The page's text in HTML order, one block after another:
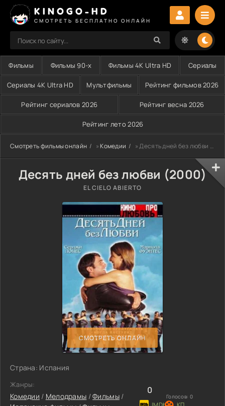
KINOGO-HD
СМОТРЕТЬ БЕСПЛАТНО ОНЛАЙН
Фильмы Фильмы 90-х Фильмы 4K Ultra HD Сериалы
Сериалы 4K Ultra HD Мультфильмы Рейтинг фильмов 2026
Рейтинг сериалов 2026 Рейтинг весна 2026
Рейтинг лето 2026
Смотреть фильмы онлайн »Комедии » Десять дней без любви (2000)
Десять дней без любви (2000)
EL CIELO ABIERTO
СМОТРЕТЬ ОНЛАЙН
Страна: Испания
Жанры:
Комедии / Мелодрамы /Фильмы/
0
Голосов: 0